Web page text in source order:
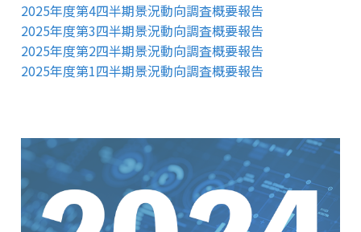
2025年度第4四半期景況動向調査概要報告
2025年度第3四半期景況動向調査概要報告
2025年度第2四半期景況動向調査概要報告
2025年度第1四半期景況動向調査概要報告